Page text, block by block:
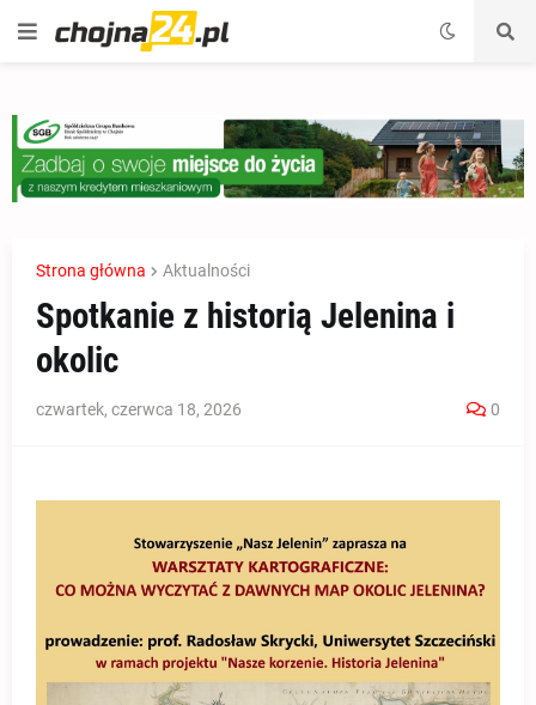
Strona główna Aktualności
Spotkanie z historią Jelenina i
okolic
czwartek, czerwca 18, 2026 0